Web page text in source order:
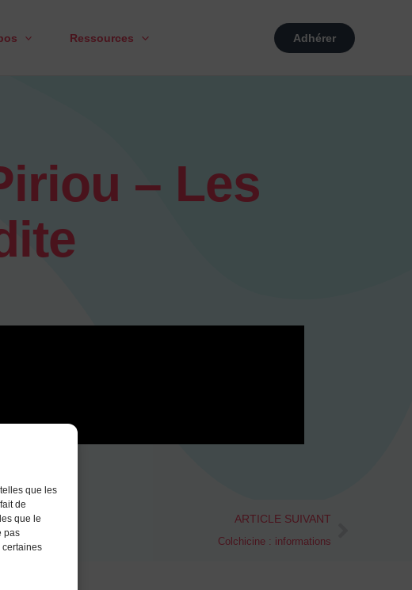
que les
de
que le
pas
certaines
Ressources Adhérer
– Les
ARTICLE SUIVANT
Colchicine : informations